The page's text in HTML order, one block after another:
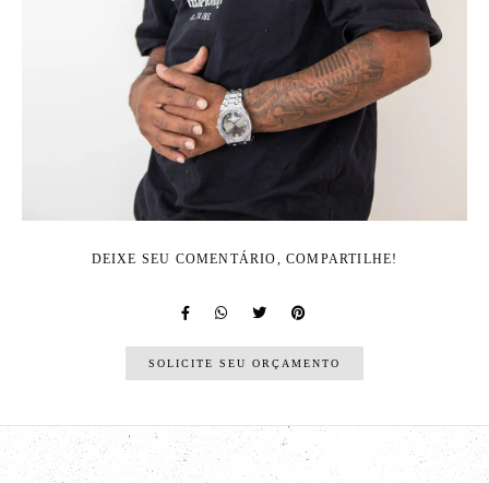
DEIXE SEU COMENTÁRIO, COMPARTILHE!
SOLICITE SEU ORÇAMENTO